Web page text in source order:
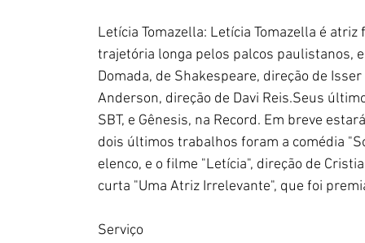
Letícia Tomazella: Letícia Tomazella é
trajetória longa pelos palcos paulistanos,
Domada, de Shakespeare, direção de
Anderson, direção de Davi Reis.Seus
SBT, e Gênesis, na Record. Em breve
dois últimos trabalhos foram a comédia
elenco, e o filme "Letícia", direção de
curta "Uma Atriz Irrelevante", que foi
Serviço